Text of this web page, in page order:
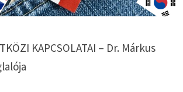
KAPCSOLATAI – Dr. Márkus